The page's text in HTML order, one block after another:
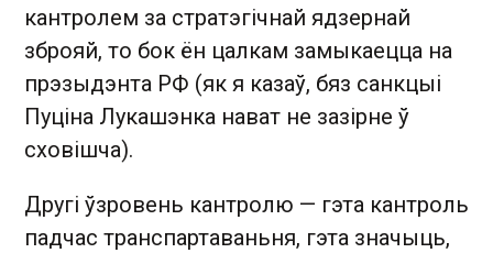
кантролем за стратэгічнай ядзернай
зброяй, то бок ён цалкам замыкаецца на
прэзыдэнта РФ (як я казаў, бяз санкцыі
Пуціна Лукашэнка нават не зазірне ў
сховішча).
Другі ўзровень кантролю — гэта кантроль
падчас транспартаваньня, гэта значыць,